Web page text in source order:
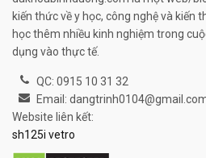
kiến thức về y học, công nghệ và kiến
học thêm nhiều kinh nghiệm trong
dụng vào thực tế.
QC: 0915 10 31 32
Email:
Website liên kết:
sh125i vetro